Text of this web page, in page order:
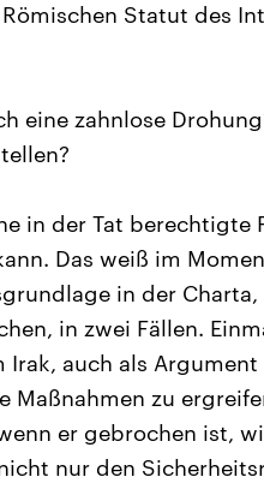
Statut des
eine zahnlose
in der Tat berechtigte
Das weiß im
in der
in zwei Fällen.
Irak, auch als
Maßnahmen zu
er gebrochen ist,
nur den